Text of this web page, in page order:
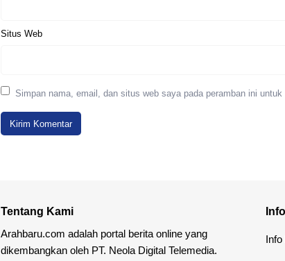
Situs Web
Simpan nama, email, dan situs web saya pada peramban ini
Tentang Kami
Arahbaru.com adalah portal berita online yang
dikembangkan oleh PT. Neola Digital Telemedia.
Info